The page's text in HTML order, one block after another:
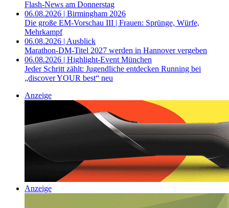
Flash-News am Donnerstag
06.08.2026 | Birmingham 2026
Die große EM-Vorschau III | Frauen: Sprünge, Würfe,
Mehrkampf
06.08.2026 | Ausblick
Marathon-DM-Titel 2027 werden in Hannover vergeben
06.08.2026 | Highlight-Event München
Jeder Schritt zählt: Jugendliche entdecken Running bei
„discover YOUR best“ neu
Anzeige
Anzeige